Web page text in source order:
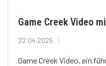
Game Creek Video
22.04.2025
Game Creek Video, ein